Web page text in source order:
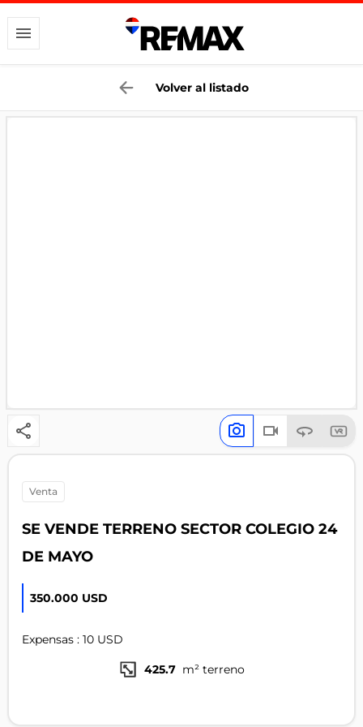
Volver al listado
venta
SE VENDE TERRENO SECTOR COLEGIO 24
DE MAYO
350.000 USD
Expensas : 10 USD
425.7 m² terreno